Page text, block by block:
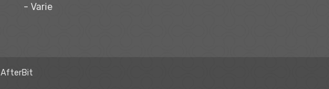
- Varie
AfterBit